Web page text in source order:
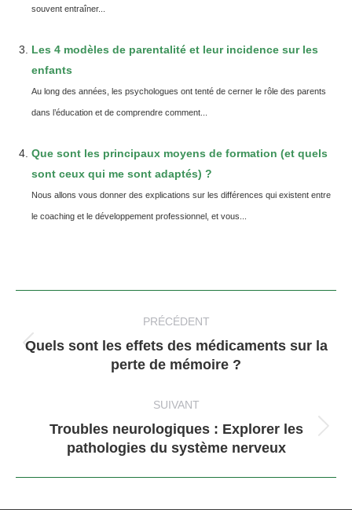
souvent entraîner...
Les 4 modèles de parentalité et leur incidence sur les
enfants
Au long des années, les psychologues ont tenté de cerner le rôle des parents
dans l’éducation et de comprendre comment...
Que sont les principaux moyens de formation (et quels
sont ceux qui me sont adaptés) ?
Nous allons vous donner des explications sur les différences qui existent entre
le coaching et le développement professionnel, et vous...
PRÉCÉDENT
Article
précédent
Quels sont les effets des médicaments sur la
perte de mémoire ?
SUIVANT
Article
suivant
:
Troubles neurologiques : Explorer les
pathologies du système nerveux